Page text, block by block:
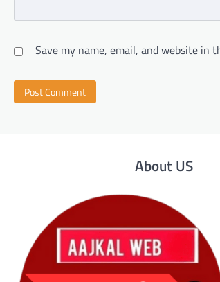
Save my name, email, and website in
About US